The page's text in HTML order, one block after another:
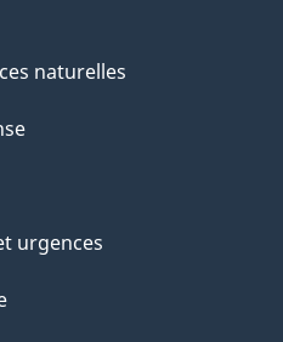
naturelles
urgences